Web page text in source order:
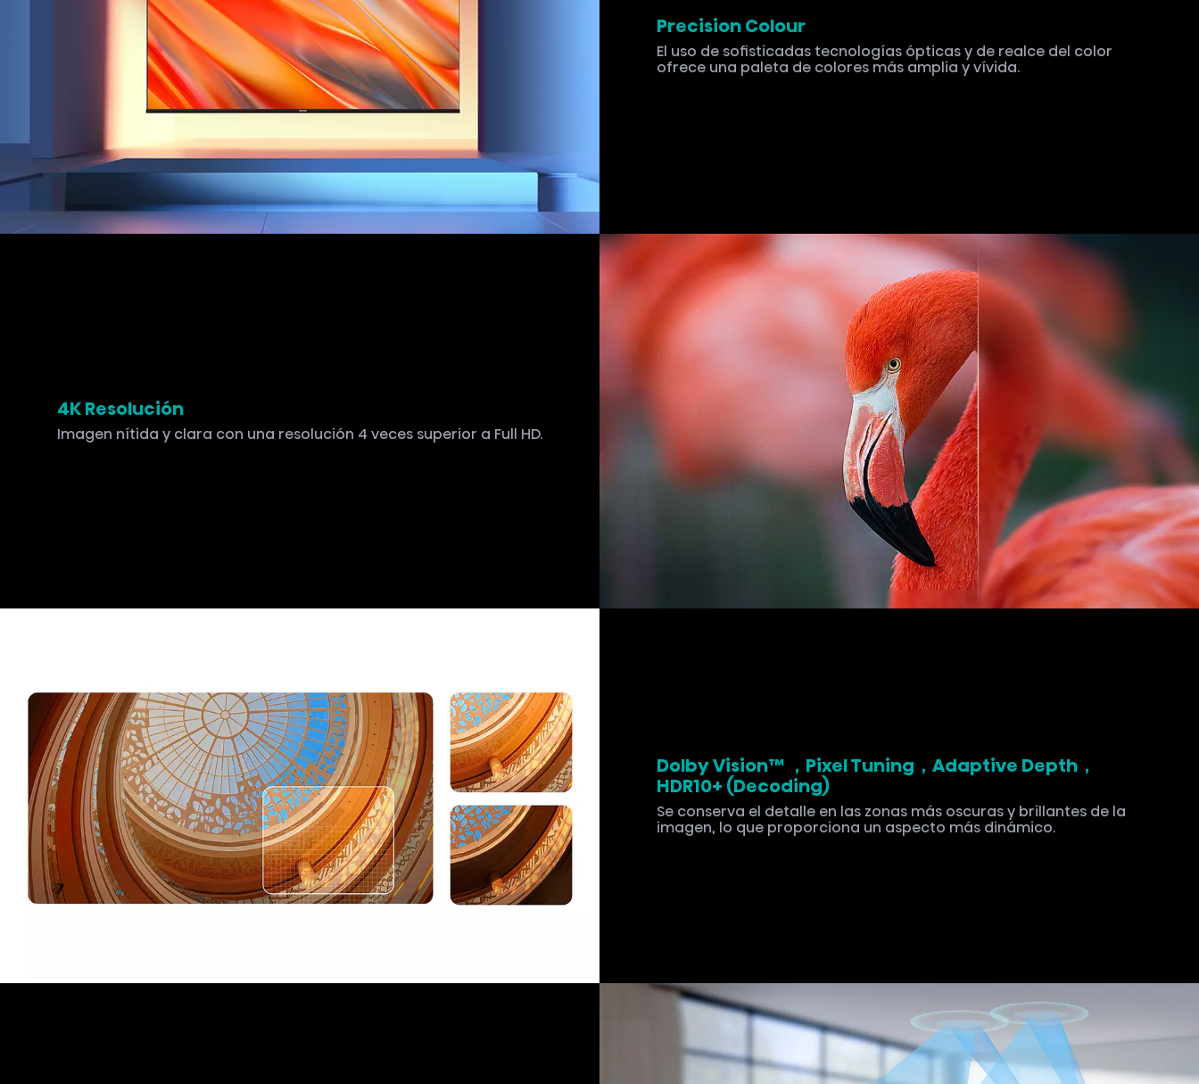
Precision Colour
El uso de sofisticadas tecnologías ópticas y de realce del color
ofrece una paleta de colores más amplia y vívida.
4K Resolución
Imagen nítida y clara con una resolución 4 veces superior a Full HD.
Dolby Vision™ ，Pixel Tuning，Adaptive Depth，
HDR10+ (Decoding)
Se conserva el detalle en las zonas más oscuras y brillantes de la
imagen, lo que proporciona un aspecto más dinámico.